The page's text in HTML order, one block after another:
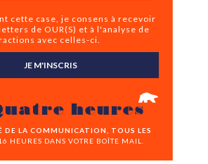
cette case, je consens à recevoir
de OUR(S) et à l'analyse de
avec celles-ci.
JE M'INSCRIS
heures
DE LA COMMUNICATION, TOUS LES
HEURES DANS VOTRE BOÎTE MAIL.